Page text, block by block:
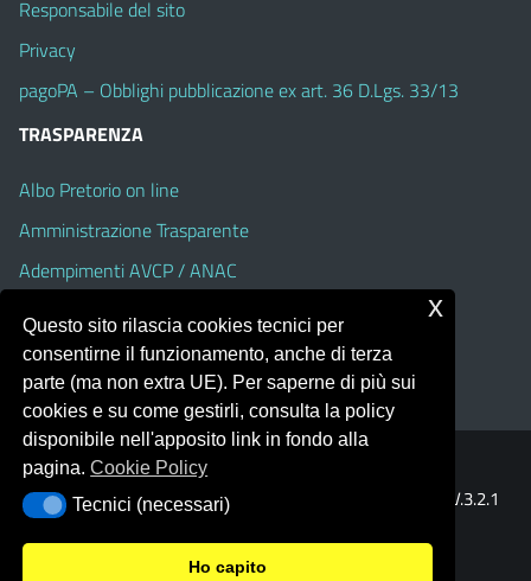
Responsabile del sito
Privacy
pagoPA – Obblighi pubblicazione ex art. 36 D.Lgs. 33/13
TRASPARENZA
Albo Pretorio on line
Amministrazione Trasparente
Adempimenti AVCP / ANAC
Accesso Civico
Dichiarazione di accessibilità
Portale realizzato con la piattaforma
Template Italia configurato sul tema accessibile
V.3.2.1
(Alioth)
Questo sito rilascia cookies tecnici per
consentirne il funzionamento, anche di terza
parte (ma non extra UE). Per saperne di più sui
cookies e su come gestirli, consulta la policy
disponibile nell'apposito link in fondo alla
pagina.Cookie Policy
Tecnici (necessari)
Tecnici (necessari)
Ho capito
x